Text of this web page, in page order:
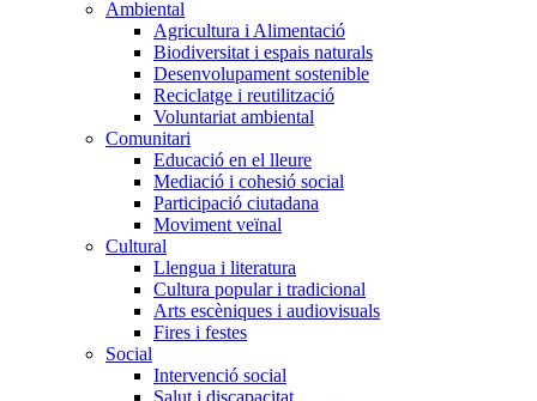
Ambiental
Agricultura i Alimentació
Biodiversitat i espais naturals
Desenvolupament sostenible
Reciclatge i reutilització
Voluntariat ambiental
Comunitari
Educació en el lleure
Mediació i cohesió social
Participació ciutadana
Moviment veïnal
Cultural
Llengua i literatura
Cultura popular i tradicional
Arts escèniques i audiovisuals
Fires i festes
Social
Intervenció social